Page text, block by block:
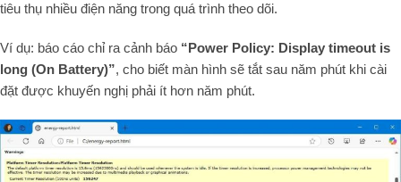
tiêu thụ nhiều điện năng trong quá trình theo dõi.
Ví dụ: báo cáo chỉ ra cảnh báo “Power Policy: Display timeout is
long (On Battery)”, cho biết màn hình sẽ tắt sau năm phút khi cài
đặt được khuyến nghị phải ít hơn năm phút.